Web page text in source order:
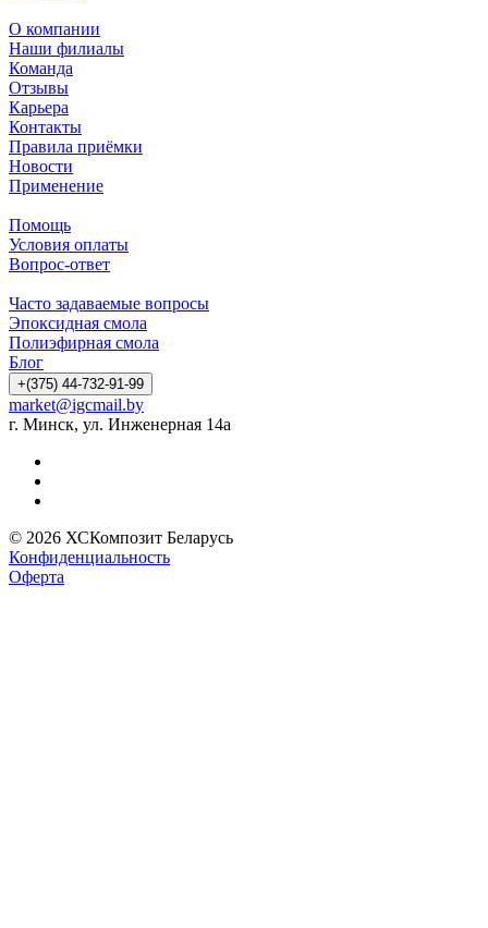
О компании
Наши филиалы
Команда
Отзывы
Карьера
Контакты
Правила приёмки
Новости
Применение
Помощь
Условия оплаты
Вопрос-ответ
Часто задаваемые вопросы
Эпоксидная смола
Полиэфирная смола
Блог
+(375) 44-732-91-99
market@igcmail.by
г. Минск, ул. Инженерная 14а
© 2026 ХСКомпозит Беларусь
Конфиденциальность
Оферта